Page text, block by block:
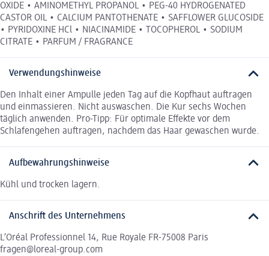
OXIDE • AMINOMETHYL PROPANOL • PEG-40 HYDROGENATED
CASTOR OIL • CALCIUM PANTOTHENATE • SAFFLOWER GLUCOSIDE
• PYRIDOXINE HCl • NIACINAMIDE • TOCOPHEROL • SODIUM
CITRATE • PARFUM / FRAGRANCE
Verwendungshinweise
Den Inhalt einer Ampulle jeden Tag auf die Kopfhaut auftragen
und einmassieren. Nicht auswaschen. Die Kur sechs Wochen
täglich anwenden. Pro-Tipp: Für optimale Effekte vor dem
Schlafengehen auftragen, nachdem das Haar gewaschen wurde.
Aufbewahrungshinweise
Kühl und trocken lagern.
Anschrift des Unternehmens
L’Oréal Professionnel 14, Rue Royale FR-75008 Paris
fragen@loreal-group.com